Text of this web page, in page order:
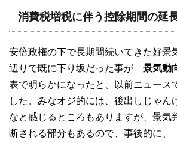
消費税増税に伴う控除期間の延
安倍政権の下で長期間続いてきた好景
辺りで既に下り坂だった事が「 景気動
表で明らかになったと、以前ニュース
した。みなオジ的には、後出しじゃん
なと感じるところもありますが、景気
断される部分もあるので、事後的に、